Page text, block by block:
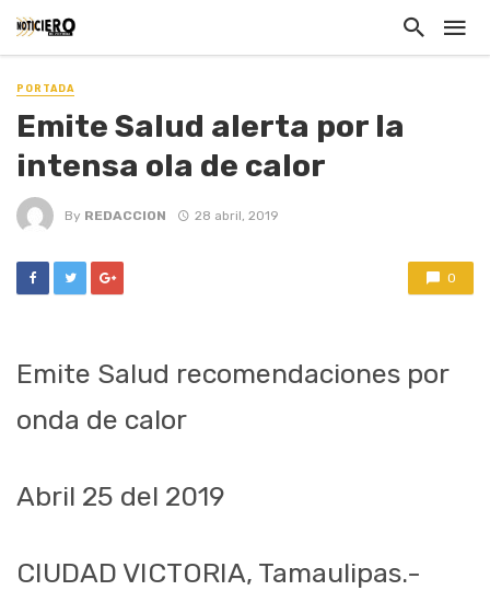
PORTADA
Emite Salud alerta por la
intensa ola de calor
By REDACCION 28 abril, 2019
0
Emite Salud recomendaciones por
onda de calor
Abril 25 del 2019
CIUDAD VICTORIA, Tamaulipas.-